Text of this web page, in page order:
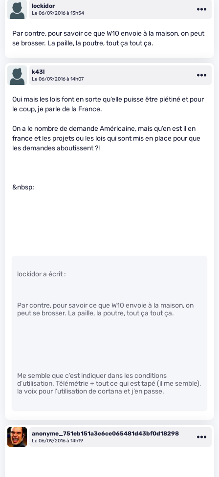
lockidor
Le 06/09/2016 à 13h54
Par contre, pour savoir ce que W10 envoie à la maison, on peut
se brosser. La paille, la poutre, tout ça tout ça.
k43l
Le 06/09/2016 à 14h07
Oui mais les lois font en sorte qu’elle puisse être piétiné et pour
le coup, je parle de la France.
On a le nombre de demande Américaine, mais qu’en est il en
france et les projets ou les lois qui sont mis en place pour que
les demandes aboutissent ?!
&nbsp;
lockidor a écrit :
Par contre, pour savoir ce que W10 envoie à la maison, on
peut se brosser. La paille, la poutre, tout ça tout ça.
Me semble que c’est indiquer dans les conditions
d’utilisation. Télémétrie + tout ce qui est tapé (il me semble),
la voix pour l’utilisation de cortana et j’en passe.
anonyme_751eb151a3e6ce065481d43bf0d18298
Le 06/09/2016 à 14h19